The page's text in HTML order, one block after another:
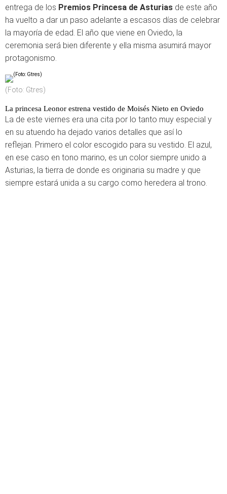
entrega de los Premios Princesa de Asturias de este año
ha vuelto a dar un paso adelante a escasos días de celebrar
la mayoría de edad. El año que viene en Oviedo, la
ceremonia será bien diferente y ella misma asumirá mayor
protagonismo.
(Foto: Gtres)
La princesa Leonor estrena vestido de Moisés Nieto en Oviedo
La de este viernes era una cita por lo tanto muy especial y
en su atuendo ha dejado varios detalles que así lo
reflejan. Primero el color escogido para su vestido. El azul,
en ese caso en tono marino, es un color siempre unido a
Asturias, la tierra de donde es originaria su madre y que
siempre estará unida a su cargo como heredera al trono.